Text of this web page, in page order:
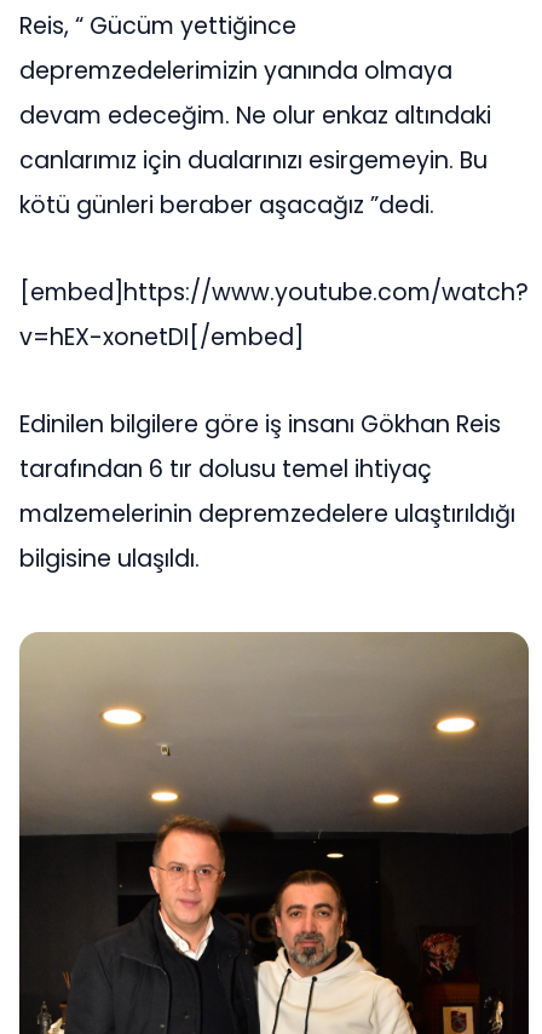
Reis, “ Gücüm yettiğince
depremzedelerimizin yanında olmaya
devam edeceğim. Ne olur enkaz altındaki
canlarımız için dualarınızı esirgemeyin. Bu
kötü günleri beraber aşacağız ”dedi.
[embed]https://www.youtube.com/watch?
v=hEX-xonetDI[/embed]
Edinilen bilgilere göre iş insanı Gökhan Reis
tarafından 6 tır dolusu temel ihtiyaç
malzemelerinin depremzedelere ulaştırıldığı
bilgisine ulaşıldı.